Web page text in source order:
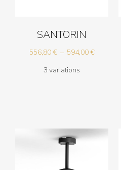
SANTORIN
556,80€ – 594,00€Plage
3 variations